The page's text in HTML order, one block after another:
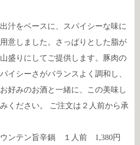
汁をベースに、スパイシーな味に
意しました。さっぱりとした脂が
盛りにしてご提供します。豚肉の
イシーさがバランスよく調和し、
好みのお酒と一緒に、この美味し
ください。 ご注文は２人前から承
ウンテン旨辛鍋 １人前 1,380円